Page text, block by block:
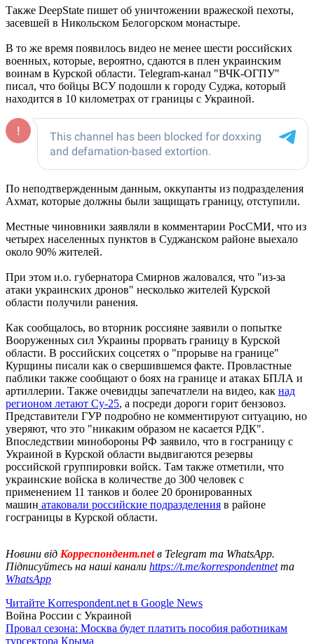
Также DeepState пишет об уничтожении вражеской пехоты,
засевшей в Никольском Белогорском монастыре.
В то же время появилось видео не менее шести российских
военных, которые, вероятно, сдаются в плен украинским
воинам в Курской области. Telegram-канал "ВЧК-ОГПУ"
писал, что бойцы ВСУ подошли к городу Суджа, который
находится в 10 километрах от границы с Украиной.
По неподтвержденным данным, оккупанты из подразделения
Ахмат, которые должны были защищать границу, отступили.
Местные чиновники заявляли в комментарии РосСМИ, что из
четырех населенных пунктов в Суджанском районе выехало
около 90% жителей.
При этом и.о. губернатора Смирнов жаловался, что "из-за
атаки украинских дронов" несколько жителей Курской
области получили ранения.
Как сообщалось, во вторник россияне заявили о попытке
Вооруженных сил Украины прорвать границу в Курской
области. В российских соцсетях о "прорыве на границе"
Курщины писали как о свершившемся факте. Провластные
паблики также сообщают о боях на границе и атаках БПЛА и
артиллерии. Также очевидцы запечатлели на видео, как над
регионом летают Су-25, а посреди дороги горит бензовоз.
Представители ГУР подробно не комментируют ситуацию, но
уверяют, что это "никаким образом не касается РДК".
Впоследствии минобороны РФ заявило, что в госграницу с
Украиной в Курской области выдвигаются резервы
российской группировки войск. Там также отметили, что
украинские войска в количестве до 300 человек с
применением 11 танков и более 20 бронированных
машин атаковали российские подразделения в районе
госграницы в Курской области.
Новини від Корреспондент.netв Telegram та WhatsApp.
Підписуйтесь на наші канали https://t.me/korrespondentnetта
WhatsApp
Читайте Korrespondent.net в Google News
Война России с Украиной
Провал сезона: Москва будет платить пособия работникам
турсектора Крыма